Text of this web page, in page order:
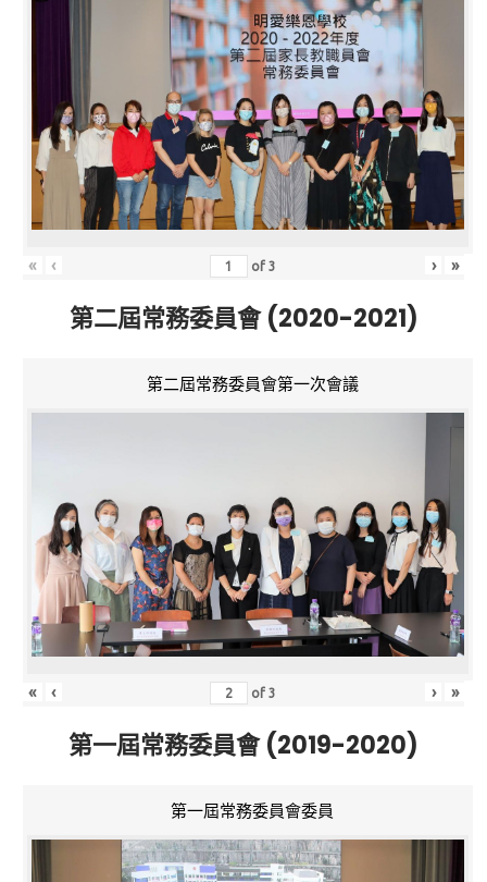
« ‹ of3 › »
第二屆常務委員會 (2020-2021)
第二屆常務委員會第一次會議
« ‹ of3 › »
第一屆常務委員會 (2019-2020)
第一屆常務委員會委員